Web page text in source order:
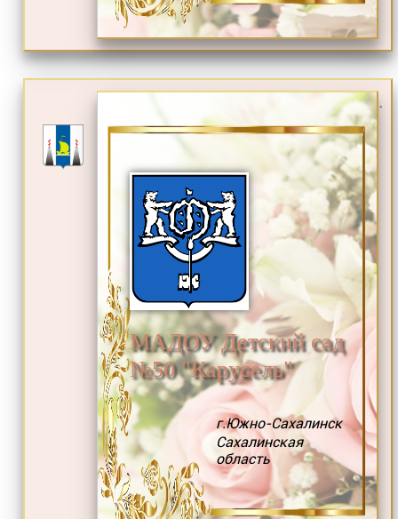
.
МАДОУ Детский сад
№50 "Карусель"
г.Южно-Сахалинск
Сахалинская
область